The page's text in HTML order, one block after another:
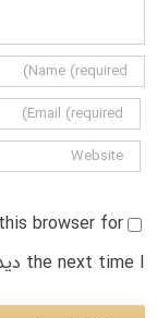
browser for
the next time I دیدگاه.